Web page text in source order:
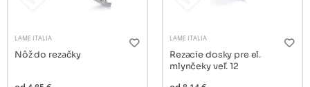
LAME ITALIA
Nôž do rezačky
LAME ITALIA
Rezacie dosky pre el.
mlynčeky veľ. 12